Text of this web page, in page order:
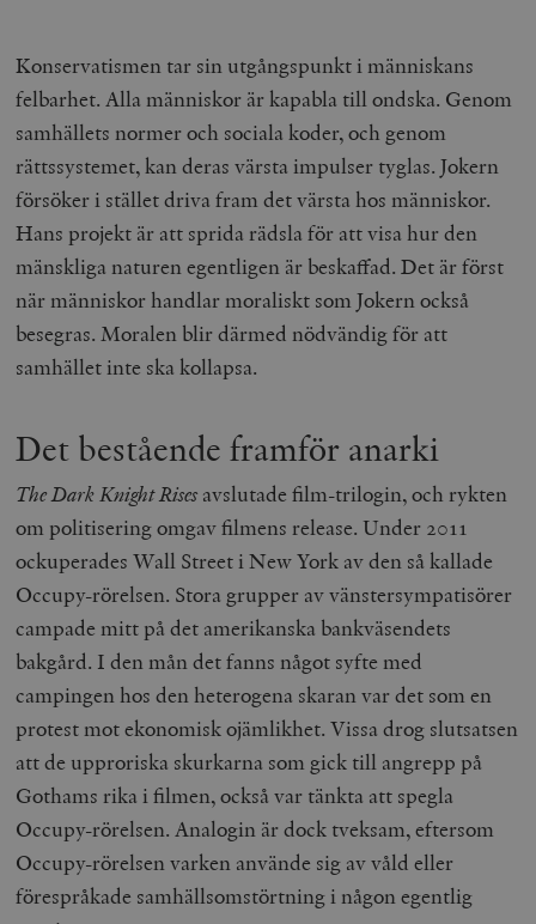
Konservatismen tar sin utgångspunkt i människans
felbarhet. Alla människor är kapabla till ondska. Genom
samhällets normer och sociala koder, och genom
rättssystemet, kan deras värsta impulser tyglas. Jokern
försöker i stället driva fram det värsta hos människor.
Hans projekt är att sprida rädsla för att visa hur den
mänskliga naturen egentligen är beskaffad. Det är först
när människor handlar moraliskt som Jokern också
besegras. Moralen blir därmed nödvändig för att
samhället inte ska kollapsa.
Det bestående framför anarki
The Dark Knight Rises avslutade film-trilogin, och rykten
om politisering omgav filmens release. Under 2011
ockuperades Wall Street i New York av den så kallade
Occupy-rörelsen. Stora grupper av vänstersympatisörer
campade mitt på det amerikanska bankväsendets
bakgård. I den mån det fanns något syfte med
campingen hos den heterogena skaran var det som en
protest mot ekonomisk ojämlikhet. Vissa drog slutsatsen
att de upproriska skurkarna som gick till angrepp på
Gothams rika i filmen, också var tänkta att spegla
Occupy-rörelsen. Analogin är dock tveksam, eftersom
Occupy-rörelsen varken använde sig av våld eller
förespråkade samhällsomstörtning i någon egentlig